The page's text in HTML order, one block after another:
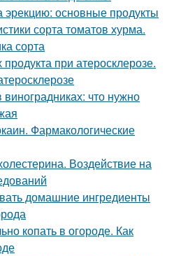
эрекцию: основные продукты
сорта томатов хурма.
сорта
при атеросклерозе.
что нужно
Фармакологические
Воздействие на
домашние ингредиенты
копать в огороде. Как